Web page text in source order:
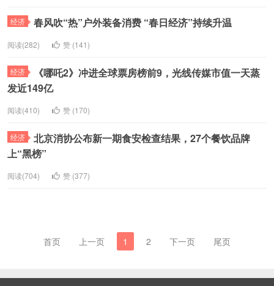
经济 春风吹“热”户外装备消费 “春日经济”持续升温
阅读(282) 赞 (141)
经济
《哪吒2》冲进全球票房榜前9，光线传媒市值一天蒸
发近149亿
阅读(410) 赞 (170)
经济
北京消协公布新一期食安检查结果，27个餐饮品牌
上“黑榜”
阅读(704) 赞 (377)
首页 上一页 1 2 下一页 尾页